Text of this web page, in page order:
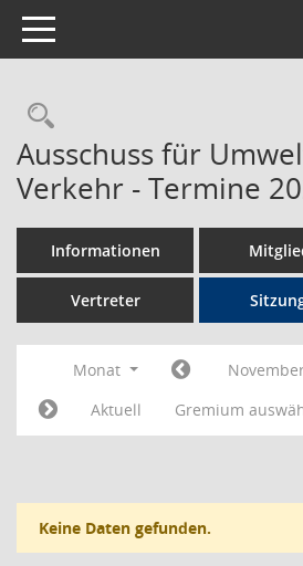
Toggle navigation
Rechercheauswahl
Ausschuss für
Verkehr - Termine
Informationen
Vertreter
Monat
Aktuell
Gremium
Keine Daten gefunden.